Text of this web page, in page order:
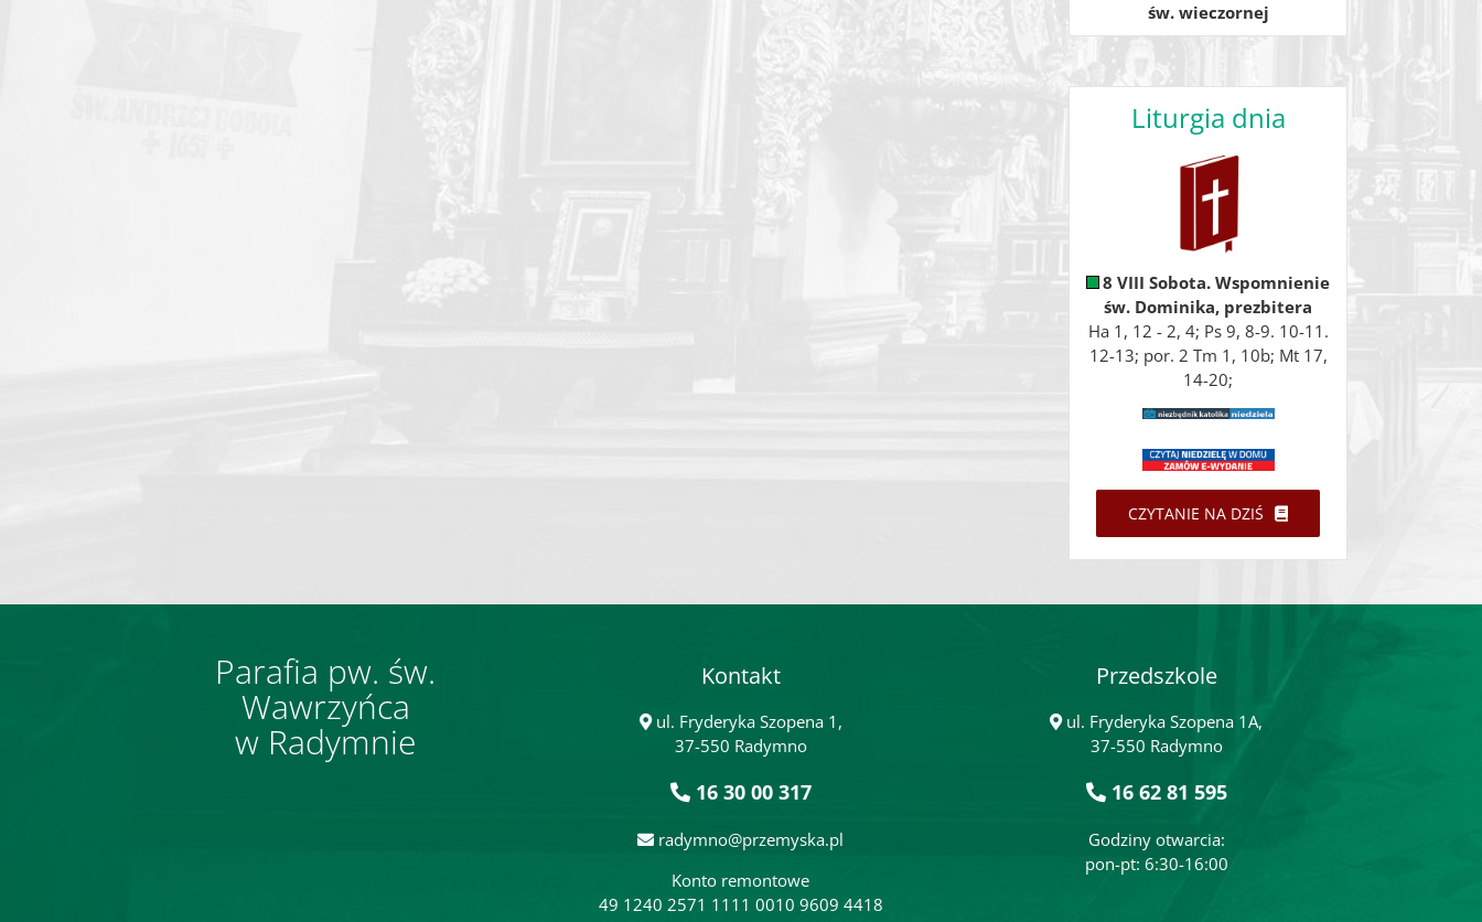
św. wieczornej
Liturgia dnia
8 VIII Sobota. Wspomnienie
św. Dominika, prezbitera
Ha 1, 12 - 2, 4; Ps 9, 8-9. 10-11.
12-13; por. 2 Tm 1, 10b; Mt 17,
14-20;
CZYTANIE NA DZIŚ
Parafia pw. św.
Wawrzyńca
w Radymnie
Kontakt
ul. Fryderyka Szopena 1,
37-550 Radymno
16 30 00 317
radymno@przemyska.pl
Konto remontowe
49 1240 2571 1111 0010 9609 4418
Przedszkole
ul. Fryderyka Szopena 1A,
37-550 Radymno
16 62 81 595
Godziny otwarcia:
pon-pt: 6:30-16:00